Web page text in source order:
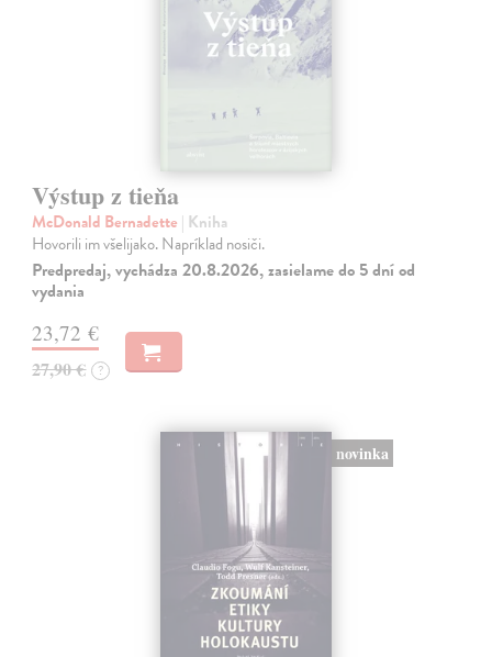
Výstup z tieňa
McDonald Bernadette | Kniha
Hovorili im všelijako. Napríklad nosiči.
Predpredaj, vychádza 20.8.2026, zasielame do 5 dní od
vydania
23,72 €
27,90 € ?
novinka